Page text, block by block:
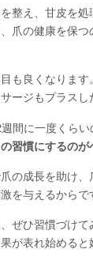
整え、甘皮を
爪の健康を保
も良くなりま
ージもプラスし
間に一度くらい
習慣にするのが
の成長を助け
を与えるからで
ぜひ習慣づけ
が表れ始めると